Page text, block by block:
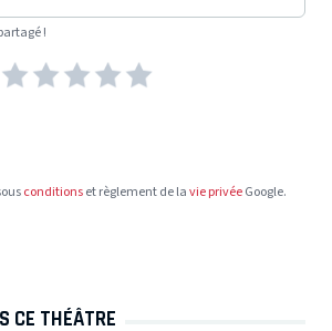
!
conditionset règlement de lavie privéeGoogle.
CE THÉÂTRE